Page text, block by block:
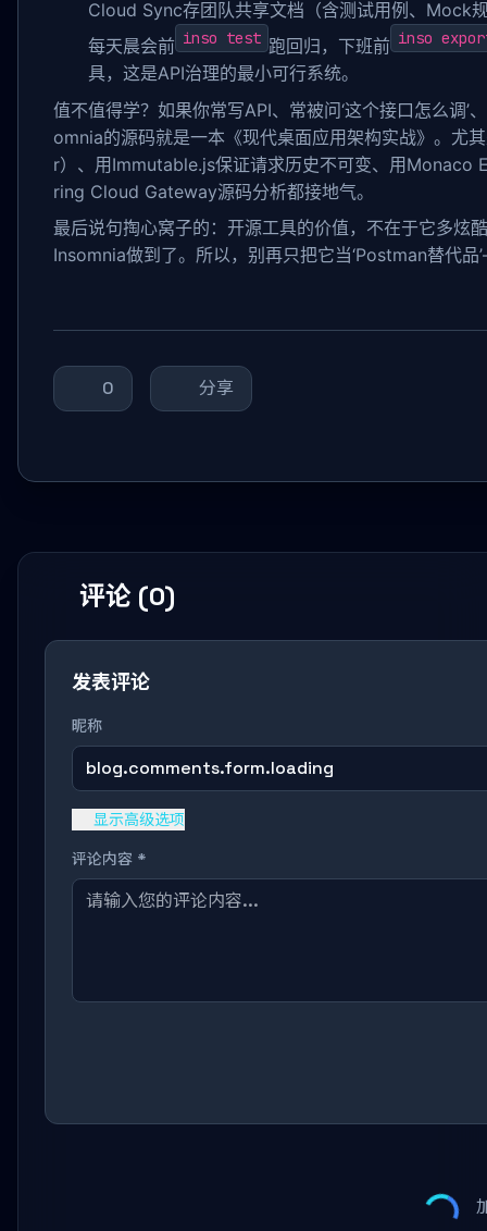
Cloud Sync存团队共享文档（含测试用例、Mock
每天晨会前 inso test 跑回归，下班前 inso
具，这是API治理的最小可行系统。
值不值得学？如果你常写API、常被问‘这个接口怎么
omnia的源码就是一本《现代桌面应用架构实战》。
r）、用Immutable.js保证请求历史不可变、用
ring Cloud Gateway源码分析都接地气。
最后说句掏心窝子的：开源工具的价值，不在于它多炫
Insomnia做到了。所以，别再只把它当‘Postman替代
0 分享
评论 (0)
发表评论
昵称
blog.comments.form.loading
显示高级选项
评论内容 *